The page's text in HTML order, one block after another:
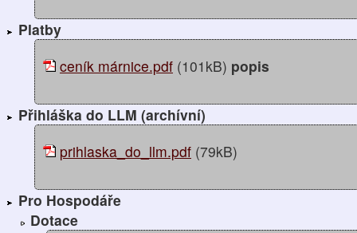
Platby
ceník márnice.pdf (101kB) popis
Přihláška do LLM (archívní)
prihlaska_do_llm.pdf (79kB)
Pro Hospodáře
Dotace